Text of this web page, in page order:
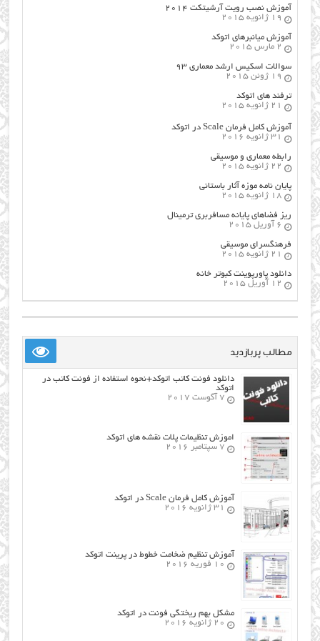
آموزش نصب رویت آرشیتکت ۲۰۱۴
19 ژانویه 2015
آموزش میانبرهای اتوکد
2 مارس 2015
سوالات اسکیس ارشد معماری ۹۳
19 ژوئن 2015
ترفند های اتوکد
21 ژانویه 2015
آموزش کامل فرمان Scale در اتوکد
31 ژانویه 2016
رابطه معماری و موسیقی
22 ژانویه 2015
پایان نامه موزه آثار باستانی
18 ژانویه 2015
ریز فضاهای پایانه مسافربری ترمینال
6 آوریل 2015
فرهنگسراي موسيقي
21 ژانویه 2015
دانلود پاورپوینت کبوتر خانه
12 آوریل 2015
مطالب پربازدید
دانلود فونت کاتب اتوکد+نحوه استفاده از فونت کاتب در
اتوکد
7 آگوست 2017
اموزش تنظیمات پلات نقشه های اتوکد
7 سپتامبر 2016
آموزش کامل فرمان Scale در اتوکد
31 ژانویه 2016
آموزش تنظیم ضخامت خطوط در پرینت اتوکد
10 فوریه 2016
مشکل بهم ریختگی فونت در اتوکد
20 ژانویه 2016